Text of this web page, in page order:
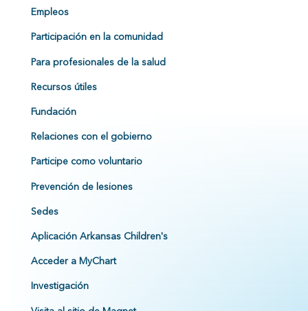
Empleos
Participación en la comunidad
Para profesionales de la salud
Recursos útiles
Fundación
Relaciones con el gobierno
Participe como voluntario
Prevención de lesiones
Sedes
Aplicación Arkansas Children's
Acceder a MyChart
Investigación